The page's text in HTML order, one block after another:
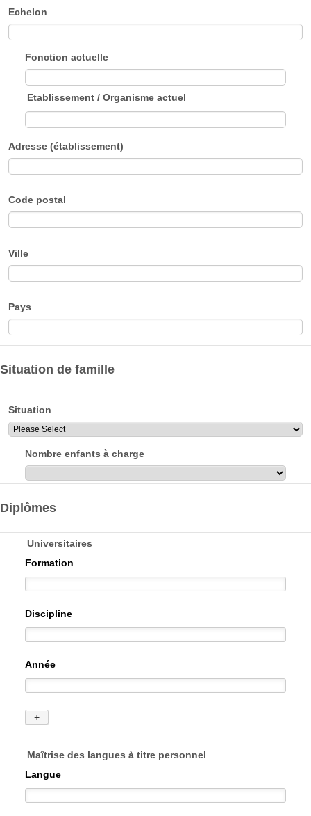
Echelon
Fonction actuelle
Etablissement / Organisme actuel
Adresse (établissement)
Code postal
Ville
Pays
Situation de famille
Situation
Nombre enfants à charge
Diplômes
Universitaires
Maîtrise des langues à titre personnel